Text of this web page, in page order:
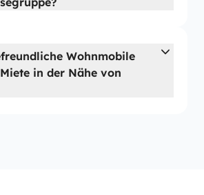
Wohnmobile
in der Nähe von